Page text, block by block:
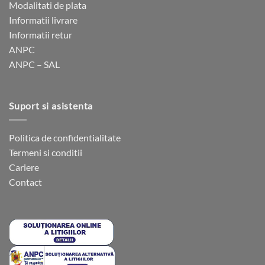
alese
în
pagina
Modalitati de plata
Informatii livrare
Informatii retur
ANPC
ANPC – SAL
Suport si asistenta
Politica de confidentialitate
Termeni si conditii
Cariere
Contact